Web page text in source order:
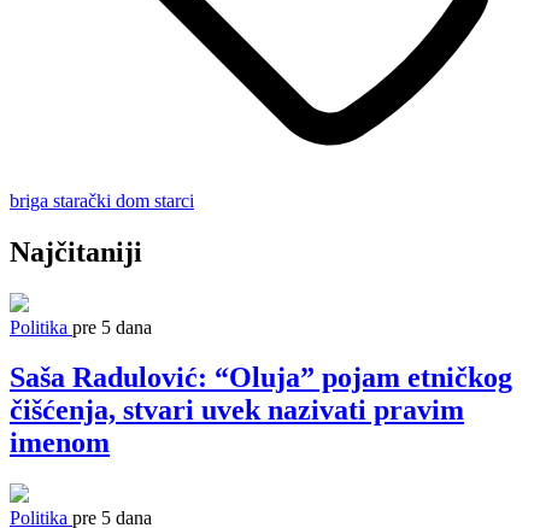
briga starački dom starci
Najčitaniji
Politika pre 5 dana
Saša Radulović: “Oluja” pojam etničkog
čišćenja, stvari uvek nazivati pravim
imenom
Politika pre 5 dana